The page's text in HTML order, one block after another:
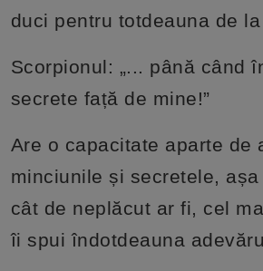
duci pentru totdeauna de
Scorpionul: „... până când
secrete față de mine!”
Are o capacitate aparte de
minciunile și secretele,
cât de neplăcut ar fi, cel
îi spui îndotdeauna